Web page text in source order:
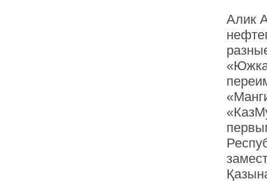
Алик